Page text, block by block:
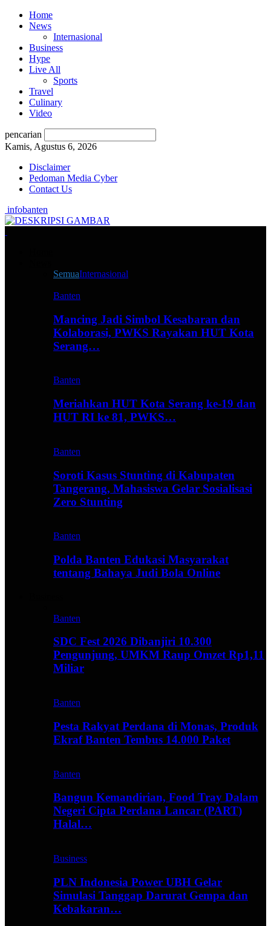
Home
News
Internasional
Business
Hype
Live All
Sports
Travel
Culinary
Video
pencarian
Kamis, Agustus 6, 2026
Disclaimer
Pedoman Media Cyber
Contact Us
infobanten
SemuaInternasional
Banten
Mancing Jadi Simbol Kesabaran dan
Kolaborasi, PWKS Rayakan HUT Kota
Serang…
Banten
Meriahkan HUT Kota Serang ke-19 dan
HUT RI ke 81, PWKS…
Banten
Soroti Kasus Stunting di Kabupaten
Tangerang, Mahasiswa Gelar Sosialisasi
Zero Stunting
Banten
Polda Banten Edukasi Masyarakat
tentang Bahaya Judi Bola Online
Banten
SDC Fest 2026 Dibanjiri 10.300
Pengunjung, UMKM Raup Omzet Rp1,11
Miliar
Banten
Pesta Rakyat Perdana di Monas, Produk
Ekraf Banten Tembus 14.000 Paket
Banten
Bangun Kemandirian, Food Tray Dalam
Negeri Cipta Perdana Lancar (PART)
Halal…
Business
PLN Indonesia Power UBH Gelar
Simulasi Tanggap Darurat Gempa dan
Kebakaran…